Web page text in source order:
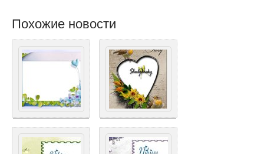
Похожие новости